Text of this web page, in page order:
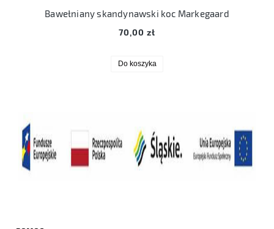
Bawełniany skandynawski koc Markegaard
70,00 zł
Do koszyka